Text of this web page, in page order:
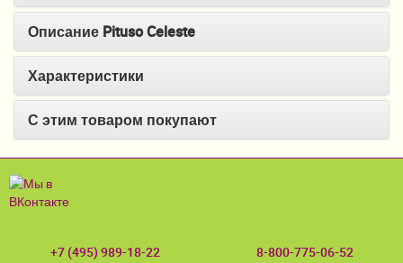
Манежи
Ходунки и прыгунки
Игры и развитие
Сумки для мам и детей
Кенгуру и слинги
Описание Pituso Celeste
Характеристики
С этим товаром покупают
+7 (495) 989-18-22 8-800-775-06-52